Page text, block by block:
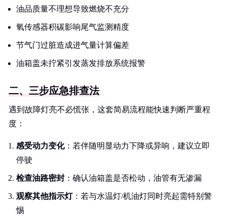
油品质量不理想导致燃烧不充分
氧传感器积碳影响尾气监测精度
节气门过脏造成进气量计算偏差
油箱盖未拧紧引发蒸发排放系统报警
二、三步应急排查法
遇到故障灯亮不必慌张，这套简易流程能快速判断严重程
度：
感受动力变化：若伴随明显动力下降或异响，建议立即
停驶
检查油路密封 ：确认油箱盖是否松动，油管有无渗漏
观察其他指示灯：若与水温灯/机油灯同时亮起需特别警
惕